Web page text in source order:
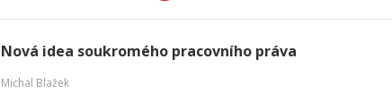
Nová idea soukromého pracovního práva
Michal Blažek